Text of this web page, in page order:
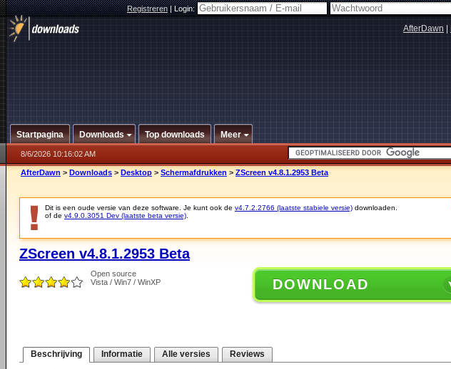
Registreren|Login:
AfterDawn
Startpagina Downloads Top downloads Meer
8/6/2026 10:16:02 AM
AfterDawn > Downloads > Desktop > Schermafdrukken > ZScreen v4.8.1.2953 Beta
Dit is een oude versie van deze software. Je kunt ook de v4.7.2.2766 (laatste stabiele versie) downloaden.
of de v4.9.0.3051 Dev (laatste beta versie)
ZScreen v4.8.1.2953 Beta
Open source
Vista / Win7 / WinXP
DOWNLOAD
Beschrijving Informatie Alle versies Reviews